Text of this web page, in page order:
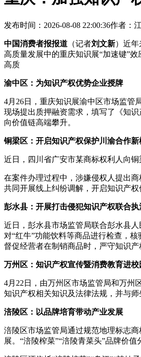
发布时间：2026-08-08 22:00:36作者：
中国消费者报报道 （记者刘文新）近
高质量发展中的重庆知识展“加速键”
高质
渝中区：为知识产权优势企业授牌
4月26日，重庆知识展渝中区市场监管
现场提出质押融资需求，填写了《知
向价值链高端攀升。
铜梁区：开启知识产权保护川渝合作新
近日，四川省广安市某商标权利人向
在案件办理过程中，涉嫌侵权人提出
共同开展线上纠纷调解，开启知识产
彭水县：开展打击侵犯知识产权联合执
近日，彭水县市场监管局联合彭水县
对“红牛”功能饮料等商品进行检查，
督促经营者在制销商品时，严守知识
万州区：知识产权宣传暨消费教育进校
4月22日，由万州区市场监管局和万州
知识产权相关知识及法律法规，并与
涪陵区：以品牌培育带动产业发展
涪陵区市场监管局通过规范地理标志
展。“涪陵榨菜”“涪陵青菜头”品牌价值